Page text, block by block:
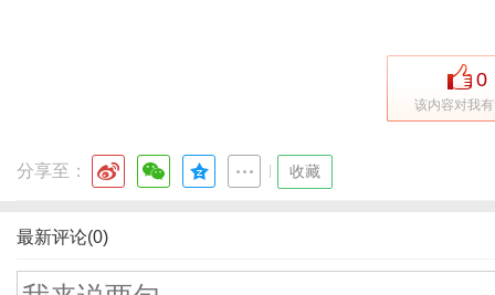
0
该内容对我
分享至： 收藏
最新评论(0)